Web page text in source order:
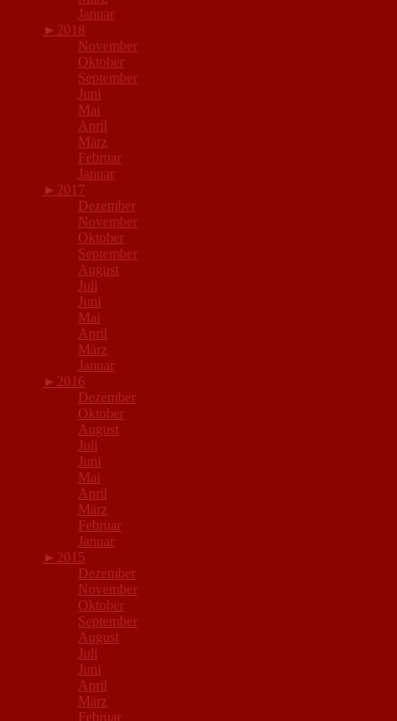
Januar
► 2018
November
Oktober
September
Juni
Mai
April
März
Februar
Januar
► 2017
Dezember
November
Oktober
September
August
Juli
Juni
Mai
April
März
Januar
► 2016
Dezember
Oktober
August
Juli
Juni
Mai
April
März
Februar
Januar
► 2015
Dezember
November
Oktober
September
August
Juli
Juni
April
März
Februar